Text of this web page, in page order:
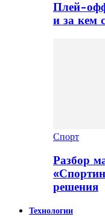
Плей-
и за кем
Спорт
Разбор
решения
Технологии